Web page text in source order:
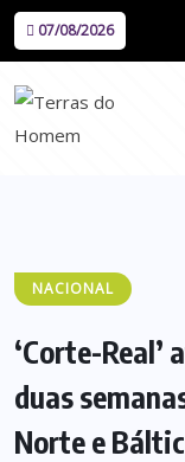
07/08/2026
NACIONAL
‘Corte-
duas
Norte e